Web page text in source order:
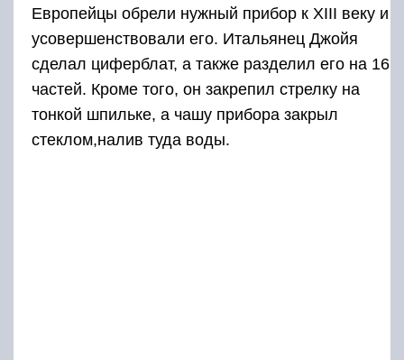
Европейцы обрели нужный прибор к XIII веку и
усовершенствовали его. Итальянец Джойя
сделал циферблат, а также разделил его на 16
частей. Кроме того, он закрепил стрелку на
тонкой шпильке, а чашу прибора закрыл
стеклом,налив туда воды.